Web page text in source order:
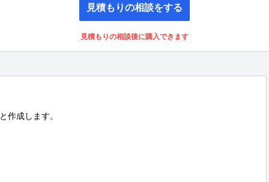
見積もりの相談をする
見積もりの相談後に購入できます
作成します。